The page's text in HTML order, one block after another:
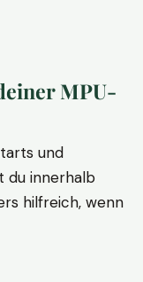
MPU-
und
du innerhalb
hilfreich, wenn